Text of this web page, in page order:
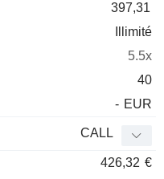
397,31
Illimité
5.5x
40
- EUR
CALL
426,32 €